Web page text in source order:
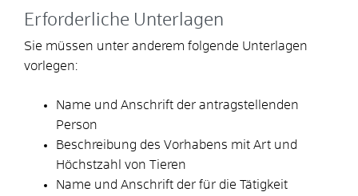
Erforderliche Unterlagen
Sie müssen unter anderem folgende Unterlagen
vorlegen:
Name und Anschrift der antragstellenden
Person
Beschreibung des Vorhabens mit Art und
Höchstzahl von Tieren
Name und Anschrift der für die Tätigkeit